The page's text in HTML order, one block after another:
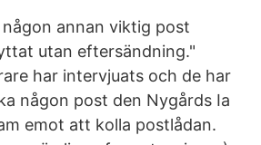
annan viktig post
utan eftersändning."
har intervjuats och de har
någon post den Nygårds Ia
emot att kolla postlådan.